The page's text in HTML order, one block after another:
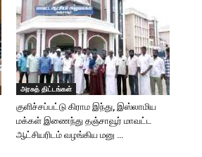
அரசுத் திட்டங்கள்
குளிச்சப்பட்டு கிராம இந்து, இஸ்லாமிய
மக்கள் இணைந்து தஞ்சாவூர் மாவட்ட
ஆட்சியரிடம் வழங்கிய மனு …